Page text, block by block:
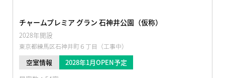
チャームプレミア グラン 石神井公園（仮称）
2028年開設
東京都練馬区石神井町６丁目（工事中）
空室情報
2028年1月OPEN予定